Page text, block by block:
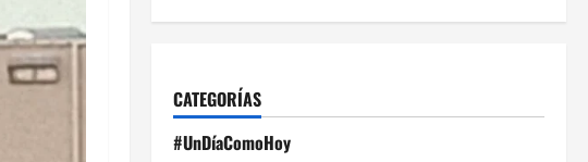
CATEGORÍAS
#UnDíaComoHoy